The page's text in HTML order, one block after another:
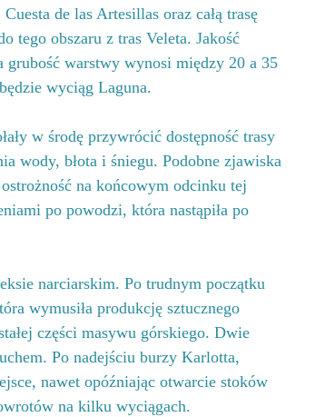
de las Artesillas oraz całą trasę
tego obszaru z tras Veleta. Jakość
grubość warstwy wynosi między 20 a 35
wyciąg Laguna.
w środę przywrócić dostępność trasy
wody, błota i śniegu. Podobne zjawiska
na końcowym odcinku tej
po powodzi, która nastąpiła po
narciarskim. Po trudnym początku
wymusiła produkcję sztucznego
części masywu górskiego. Dwie
Po nadejściu burzy Karlotta,
nawet opóźniając otwarcie stoków
na kilku wyciągach.